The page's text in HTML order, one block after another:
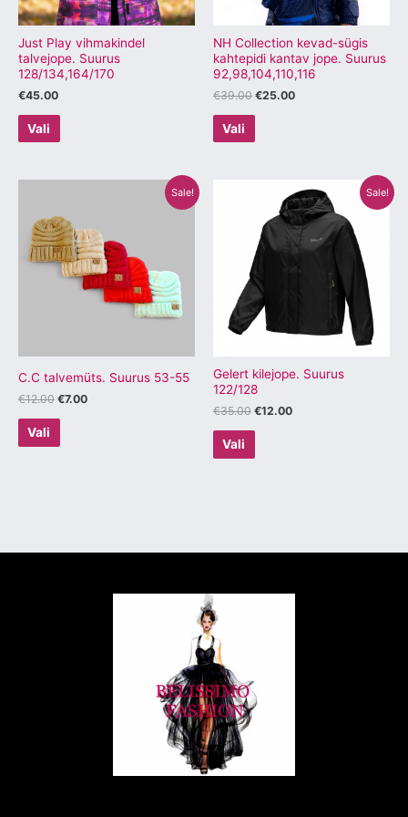
Just Play vihmakindel
talvejope. Suurus
128/134,164/170
€45.00
Vali
teha
tootelehel.
NH Collection kevad-sügis
kahtepidi kantav jope. Suurus
92,98,104,110,116
€39.00 €25.00
Vali
teha
tootelehel.
Sale!
C.C talvemüts. Suurus 53-55
€12.00
oli:
€12.00.
€7.00
€7.00.
Vali
tootel
on
mitu
varianti.
Valikuid
tootelehel.
Sale!
Gelert kilejope. Suurus
122/128
€35.00
€35.00.
€12.00
Praegune
hind
on:
€12.00.
Vali
tootel
on
mitu
varianti.
Valikuid
saab
tootelehel.